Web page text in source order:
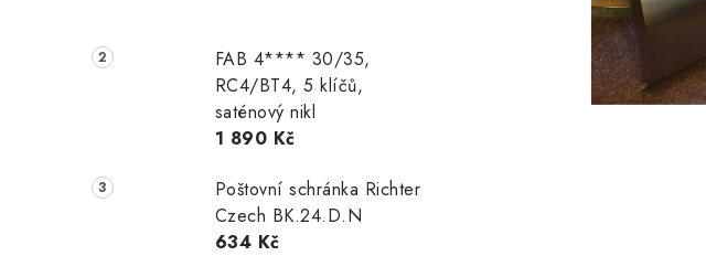
a
í
FAB 4**** 30/35,
RC4/BT4, 5 klíčů,
saténový nikl
1 890 Kč
Poštovní schránka Richter
Czech BK.24.D.N
634 Kč